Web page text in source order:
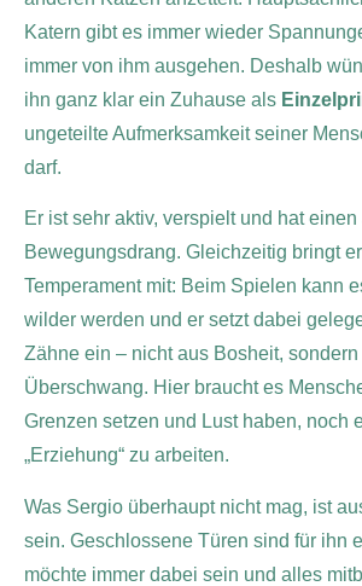
Katern gibt es immer wieder
immer von ihm ausgehen. Deshalb
ihn ganz klar ein Zuhause als
ungeteilte Aufmerksamkeit seiner
darf.
Er ist sehr aktiv, verspielt und hat
Bewegungsdrang. Gleichzeitig bringt
Temperament mit: Beim Spielen kann
wilder werden und er setzt dabei
Zähne ein – nicht aus Bosheit,
Überschwang. Hier braucht es
Grenzen setzen und Lust haben, noch
„Erziehung“ zu arbeiten.
Was Sergio überhaupt nicht mag, ist
sein. Geschlossene Türen sind für ihn
möchte immer dabei sein und alles